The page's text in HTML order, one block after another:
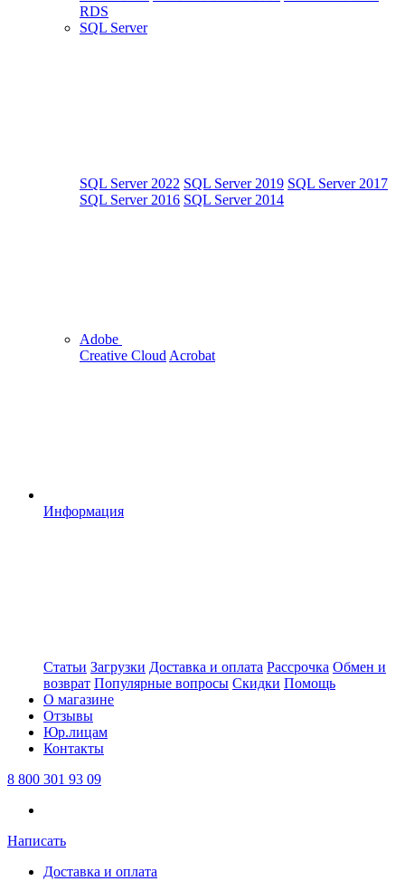
RDS
SQL Server
SQL Server 2022 SQL Server 2019 SQL Server 2017
SQL Server 2016 SQL Server 2014
Adobe
Creative Cloud Acrobat
Информация
Статьи Загрузки Доставка и оплата Рассрочка Обмен и
возврат Популярные вопросы Скидки Помощь
О магазине
Отзывы
Юр.лицам
Контакты
8 800 301 93 09
Написать
Доставка и оплата